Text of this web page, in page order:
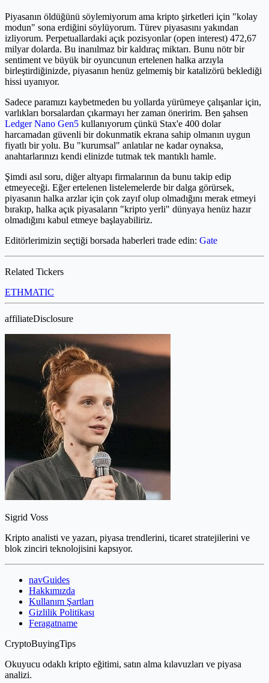
Piyasanın öldüğünü söylemiyorum ama kripto şirketleri için "kolay
modun" sona erdiğini söylüyorum. Türev piyasasını yakından
izliyorum. Perpetuallardaki açık pozisyonlar (open interest) 472,67
milyar dolarda. Bu inanılmaz bir kaldıraç miktarı. Bunu nötr bir
sentiment ve büyük bir oyuncunun ertelenen halka arzıyla
birleştirdiğinizde, piyasanın henüz gelmemiş bir katalizörü beklediği
hissi uyanıyor.
Sadece paramızı kaybetmeden bu yollarda yürümeye çalışanlar için,
varlıkları borsalardan çıkarmayı her zaman öneririm. Ben şahsen
Ledger Nano Gen5 kullanıyorum çünkü Stax'e 400 dolar
harcamadan güvenli bir dokunmatik ekrana sahip olmanın uygun
fiyatlı bir yolu. Bu "kurumsal" anlatılar ne kadar oynaksa,
anahtarlarınızı kendi elinizde tutmak tek mantıklı hamle.
Şimdi asıl soru, diğer altyapı firmalarının da bunu takip edip
etmeyeceği. Eğer ertelenen listelemelerde bir dalga görürsek,
piyasanın halka arzlar için çok zayıf olup olmadığını merak etmeyi
bırakıp, halka açık piyasaların "kripto yerli" dünyaya henüz hazır
olmadığını kabul etmeye başlayabiliriz.
Editörlerimizin seçtiği borsada haberleri trade edin: Gate
Related Tickers
ETHMATIC
affiliateDisclosure
Sigrid Voss
Kripto analisti ve yazarı, piyasa trendlerini, ticaret stratejilerini ve
blok zinciri teknolojisini kapsıyor.
navGuides
Hakkımızda
Kullanım Şartları
Gizlilik Politikası
Feragatname
CryptoBuyingTips
Okuyucu odaklı kripto eğitimi, satın alma kılavuzları ve piyasa
analizi.